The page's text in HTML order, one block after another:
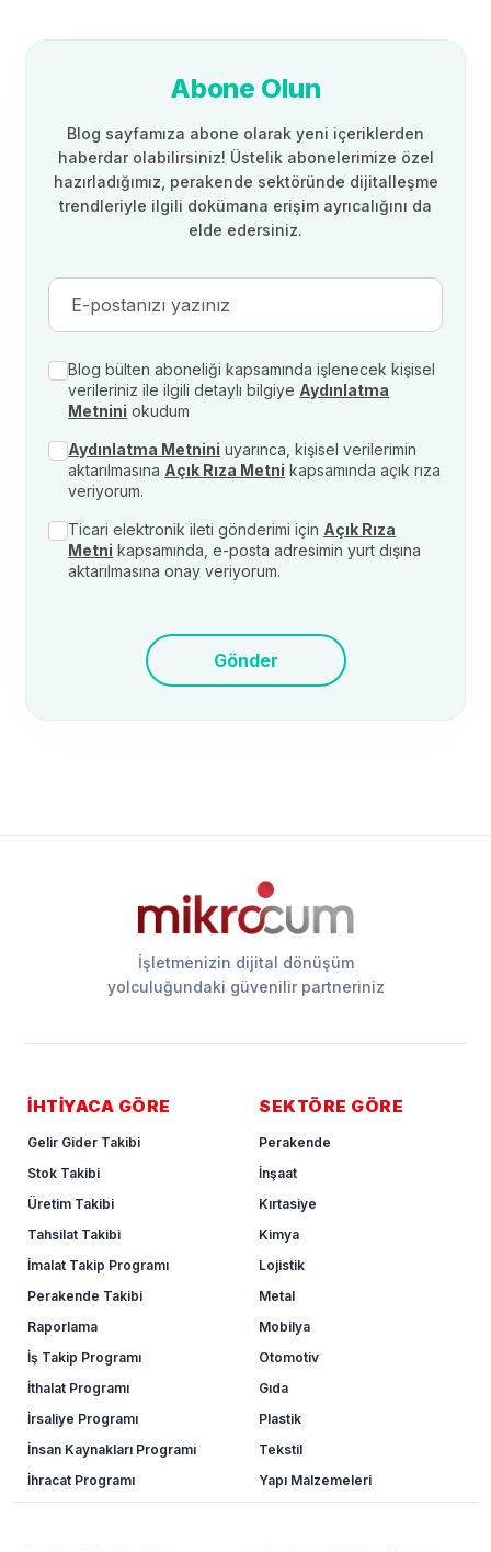
Abone Olun
Blog sayfamıza abone olarak yeni içeriklerden
haberdar olabilirsiniz! Üstelik abonelerimize özel
hazırladığımız, perakende sektöründe dijitalleşme
trendleriyle ilgili dokümana erişim ayrıcalığını da
elde edersiniz.
Blog bülten aboneliği kapsamında işlenecek kişisel
verileriniz ile ilgili detaylı bilgiye Aydınlatma
Metnini okudum
Aydınlatma Metnini uyarınca, kişisel verilerimin
aktarılmasına Açık Rıza Metni kapsamında açık rıza
veriyorum.
Ticari elektronik ileti gönderimi için Açık Rıza
Metni kapsamında, e-posta adresimin yurt dışına
aktarılmasına onay veriyorum.
Gönder
İşletmenizin dijital dönüşüm
yolculuğundaki güvenilir partneriniz
İHTİYACA GÖRE
Gelir Gider Takibi
Stok Takibi
Üretim Takibi
Tahsilat Takibi
İmalat Takip Programı
Perakende Takibi
Raporlama
İş Takip Programı
İthalat Programı
İrsaliye Programı
İnsan Kaynakları Programı
İhracat Programı
SEKTÖRE GÖRE
Perakende
İnşaat
Kırtasiye
Kimya
Lojistik
Metal
Mobilya
Otomotiv
Gıda
Plastik
Tekstil
Yapı Malzemeleri